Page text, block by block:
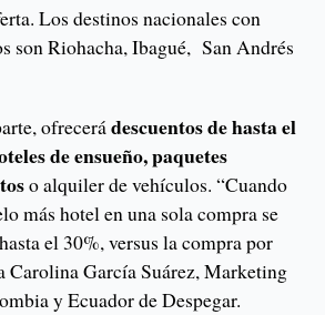
Los destinos nacionales con
son Riohacha, Ibagué, San Andrés
ofrecerádescuentos de hasta el
de ensueño, paquetes
o alquiler de vehículos. “Cuando
más hotel en una sola compra se
el 30%, versus la compra por
Carolina García Suárez, Marketing
y Ecuador de Despegar.